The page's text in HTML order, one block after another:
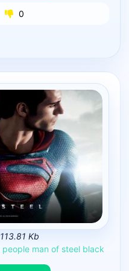
0
113.81 Kb
people man of steel black